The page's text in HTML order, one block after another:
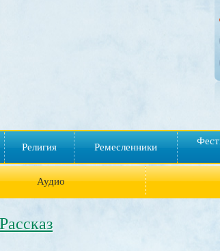
Религия Ремесленники
Аудио
Рассказ